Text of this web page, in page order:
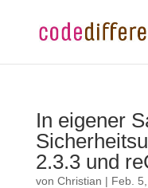
In eigener
2.3.3 und
von Christian | Feb.